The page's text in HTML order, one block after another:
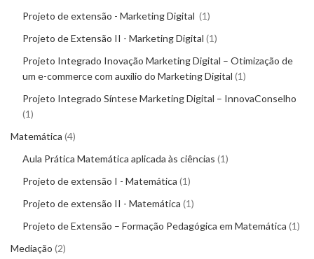
Projeto de extensão - Marketing Digital
1
Projeto de Extensão II - Marketing Digital 1
Projeto Integrado Inovação Marketing Digital – Otimização de
um e-commerce com auxílio do Marketing Digital 1
Projeto Integrado Síntese Marketing Digital – InnovaConselho
1
Matemática 4
Aula Prática Matemática aplicada às ciências 1
Projeto de extensão I - Matemática 1
Projeto de extensão II - Matemática 1
Projeto de Extensão – Formação Pedagógica em Matemática 1
Mediação 2